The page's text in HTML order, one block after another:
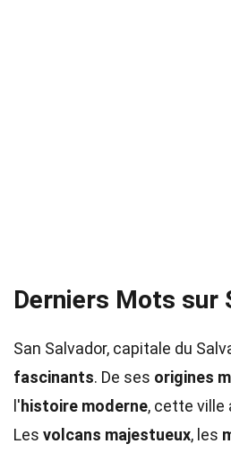
Derniers Mots sur
San Salvador, capitale du
fascinants. De ses origines
l'histoire moderne, cette ville
Les volcans majestueux, les